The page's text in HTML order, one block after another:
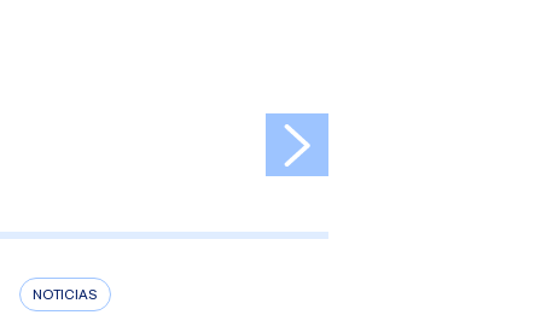
NOTICIAS